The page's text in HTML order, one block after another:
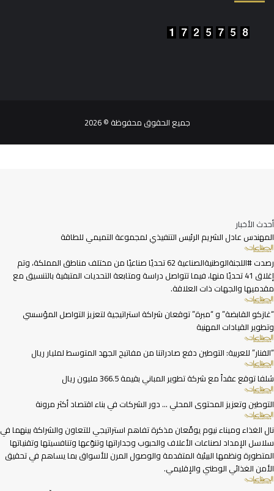
عداد الزوار
أحدث الأخبار
المهندس عادل الشريم الرئيس التنفيذي لمجموعة التميمي للطاقة
إغلاق 41 تحديًا منها، فيما تتواصل دراسة ومتابعة التحديات المتبقية بالتنسيق مع
مقدميها والجهات ذات العلاقة.
“غازكو القابضة” و “مبرة” توقعان شراكة استراتيجية لتعزيز التواصل المؤسسي
وتطوير القيادات المهنية
“الفنار” للعربية: التوطين دفع صادراتنا من مفاتيح الجهد المتوسط لمليار ريال
شلفا توقع عقداً مع شركة تطوير المباني بقيمة 366.5 مليون ريال
التوطين وتعزيز المحتوى المحلي … دور الشركات في بناء اقتصاد أكثر مرونة
نال الغذاء وميناء نيوم يوقّعان مذكرة تفاهم استراتيجي للتعاون والشراكة بينهما في
سلاسل الإمداد لصناعات الأعلاف والحبوب وجداراتها وتنوّعها وتنافسيتها وتقنياتها